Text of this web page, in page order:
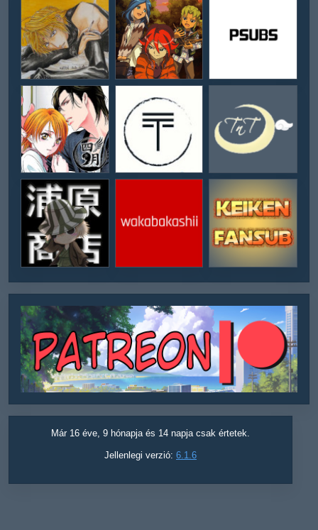
Már 16 éve, 9 hónapja és 14 napja csak értetek.
Jellenlegi verzió: 6.1.6